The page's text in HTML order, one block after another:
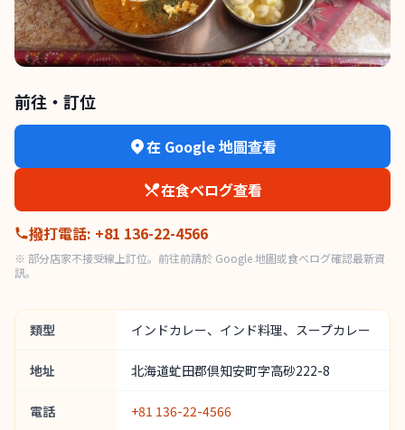
前往・訂位
在 Google 地圖查看
在食べログ查看
撥打電話: +81 136-22-4566
※ 部分店家不接受線上訂位。前往前請於 Google 地圖或食べログ確認最新資
訊。
類型 インドカレー、インド料理、スープカレー
地址 北海道虻田郡倶知安町字高砂222-8
電話 +81 136-22-4566